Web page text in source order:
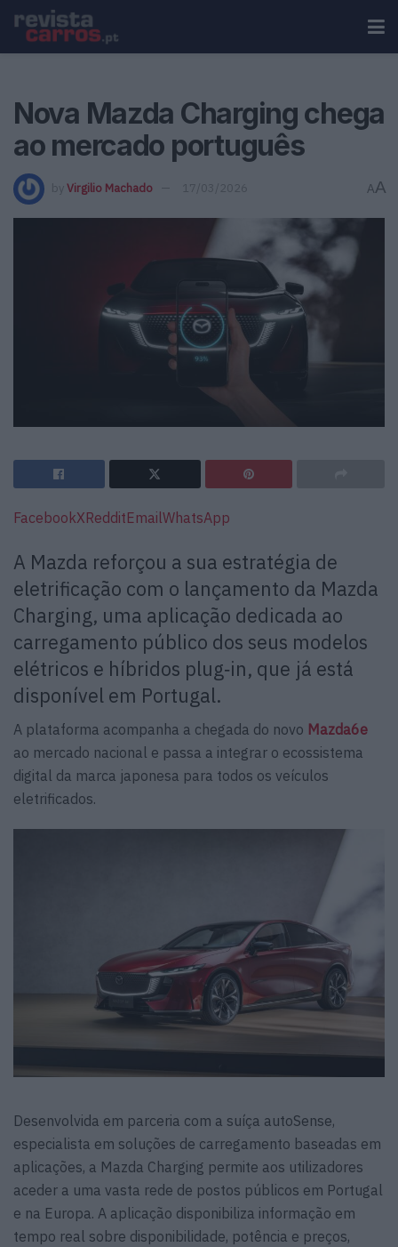
Nova Mazda Charging chega
ao mercado português
by Virgilio Machado 17/03/2026 AA
FacebookXRedditEmailWhatsApp
A Mazda reforçou a sua estratégia de
eletrificação com o lançamento da Mazda
Charging, uma aplicação dedicada ao
carregamento público dos seus modelos
elétricos e híbridos plug‑in, que já está
disponível em Portugal.
A plataforma acompanha a chegada do novo Mazda6e
ao mercado nacional e passa a integrar o ecossistema
digital da marca japonesa para todos os veículos
eletrificados.
Desenvolvida em parceria com a suíça autoSense,
especialista em soluções de carregamento baseadas em
aplicações, a Mazda Charging permite aos utilizadores
aceder a uma vasta rede de postos públicos em Portugal
e na Europa. A aplicação disponibiliza informação em
tempo real sobre disponibilidade, potência e preços,